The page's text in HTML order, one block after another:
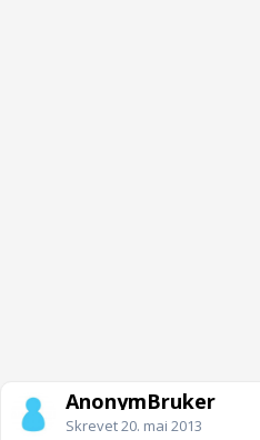
AnonymBruker
Skrevet20. mai 2013